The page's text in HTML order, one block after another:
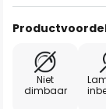
Niet
dimbaar